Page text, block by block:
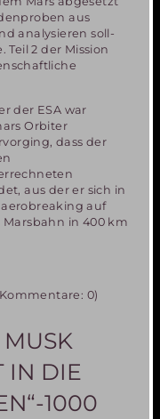
aus
analysieren soll-
2 der Mission
der ESA war
Orbiter
dass der
aus der er sich in
auf
in 400 km
0)
IN DIE
1000